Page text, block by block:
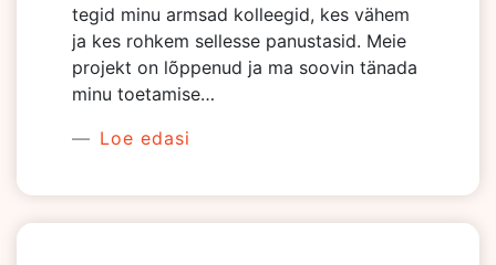
tegid minu armsad kolleegid, kes vähem
ja kes rohkem sellesse panustasid. Meie
projekt on lõppenud ja ma soovin tänada
minu toetamise…
Loe edasi